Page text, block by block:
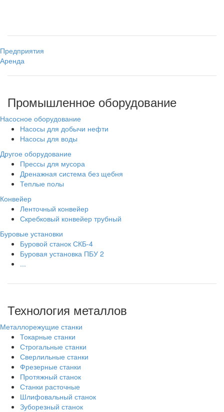
Предприятия
Аренда
Промышленное оборудование
Насосное оборудование
Насосы для добычи нефти
Насосы для воды
Другое оборудование
Прессы для мусора
Дренажная система без щебня
Теплые полы
Конвейер
Ленточный конвейер
Скребковый конвейер трубный
Буровые установки
Буровой станок СКБ-4
Буровая установка ПБУ 2
...
Технология металлов
Металлорежущие станки
Токарные станки
Строгальные станки
Сверлильные станки
Фрезерные станки
Протяжный станок
Станки расточные
Шлифовальный станок
Зуборезный станок